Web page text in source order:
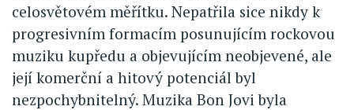
celosvětovém měřítku. Nepatřila sice nikdy k
progresivním formacím posunujícím rockovou
muziku kupředu a objevujícím neobjevené, ale
její komerční a hitový potenciál byl
nezpochybnitelný. Muzika Bon Jovi byla